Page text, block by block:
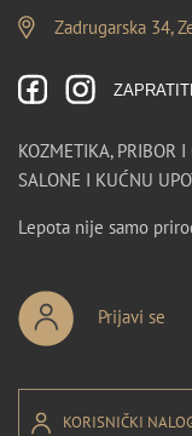
Zadrugarska 34,
KOZMETIKA, PRIBOR
SALONE I KUĆNU
Lepota nije samo
Prijavi se
KORISNIČKI